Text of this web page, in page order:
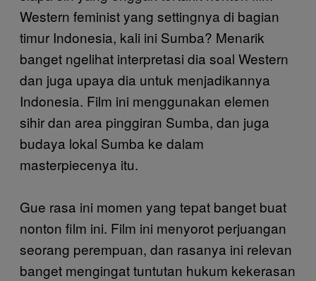
Western feminist yang settingnya di bagian
timur Indonesia, kali ini Sumba? Menarik
banget ngelihat interpretasi dia soal Western
dan juga upaya dia untuk menjadikannya
Indonesia. Film ini menggunakan elemen
sihir dan area pinggiran Sumba, dan juga
budaya lokal Sumba ke dalam
masterpiecenya itu.
Gue rasa ini momen yang tepat banget buat
nonton film ini. Film ini menyorot perjuangan
seorang perempuan, dan rasanya ini relevan
banget mengingat tuntutan hukum kekerasan